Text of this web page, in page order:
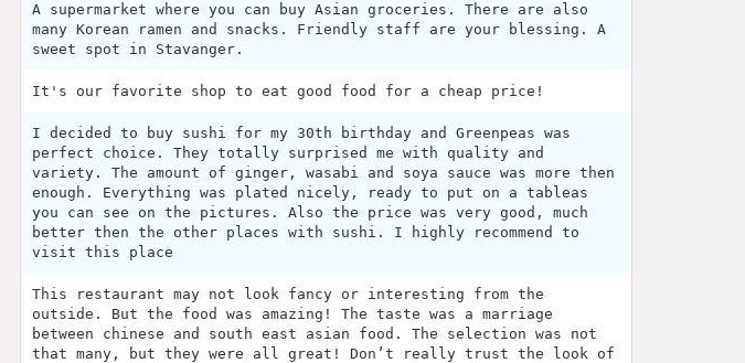
A supermarket where you can buy Asian groceries. There are also
many Korean ramen and snacks. Friendly staff are your blessing. A
sweet spot in Stavanger.
It's our favorite shop to eat good food for a cheap price!
I decided to buy sushi for my 30th birthday and Greenpeas was
perfect choice. They totally surprised me with quality and
variety. The amount of ginger, wasabi and soya sauce was more then
enough. Everything was plated nicely, ready to put on a tableas
you can see on the pictures. Also the price was very good, much
better then the other places with sushi. I highly recommend to
visit this place
This restaurant may not look fancy or interesting from the
outside. But the food was amazing! The taste was a marriage
between chinese and south east asian food. The selection was not
that many, but they were all great! Don’t really trust the look of